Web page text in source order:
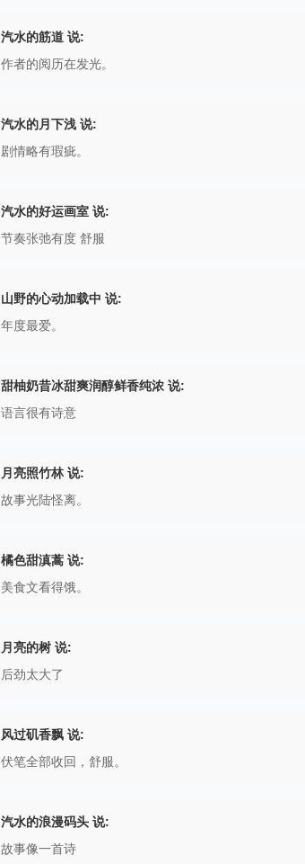
汽水的筋道 说:
作者的阅历在发光。
汽水的月下浅 说:
剧情略有瑕疵。
汽水的好运画室 说:
节奏张弛有度 舒服
山野的心动加载中 说:
年度最爱。
甜柚奶昔冰甜爽润醇鲜香纯浓 说:
语言很有诗意
月亮照竹林 说:
故事光陆怪离。
橘色甜滇蒿 说:
美食文看得饿。
月亮的树 说:
后劲太大了
风过矶香飘 说:
伏笔全部收回，舒服。
汽水的浪漫码头 说:
故事像一首诗